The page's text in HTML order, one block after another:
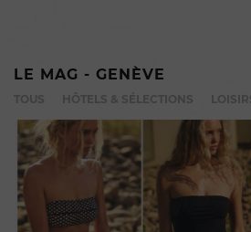
LE MAG - GENÈVE
HÔTELS & SÉLECTIONS